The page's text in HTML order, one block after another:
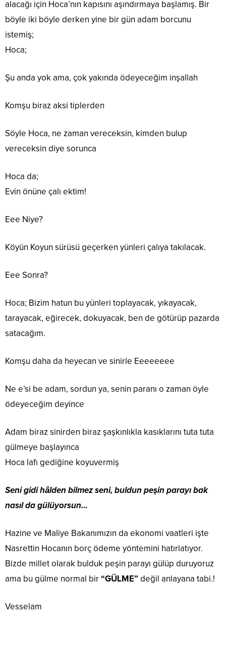
alacağı için Hoca’nın kapısını aşındırmaya başlamış. Bir
böyle iki böyle derken yine bir gün adam borcunu
istemiş;
Hoca;
Şu anda yok ama, çok yakında ödeyeceğim inşallah
Komşu biraz aksi tiplerden
Söyle Hoca, ne zaman vereceksin, kimden bulup
vereceksin diye sorunca
Hoca da;
Evin önüne çalı ektim!
Eee Niye?
Köyün Koyun sürüsü geçerken yünleri çalıya takılacak.
Eee Sonra?
Hoca; Bizim hatun bu yünleri toplayacak, yıkayacak,
tarayacak, eğirecek, dokuyacak, ben de götürüp pazarda
satacağım.
Komşu daha da heyecan ve sinirle Eeeeeeee
Ne e’si be adam, sordun ya, senin paranı o zaman öyle
ödeyeceğim deyince
Adam biraz sinirden biraz şaşkınlıkla kasıklarını tuta tuta
gülmeye başlayınca
Hoca lafı gediğine koyuvermiş
Seni gidi hâlden bilmez seni, buldun peşin parayı bak
nasıl da gülüyorsun…
Hazine ve Maliye Bakanımızın da ekonomi vaatleri işte
Nasrettin Hocanın borç ödeme yöntemini hatırlatıyor.
Bizde millet olarak bulduk peşin parayı gülüp duruyoruz
ama bu gülme normal bir“GÜLME” değil anlayana tabi.!
Vesselam